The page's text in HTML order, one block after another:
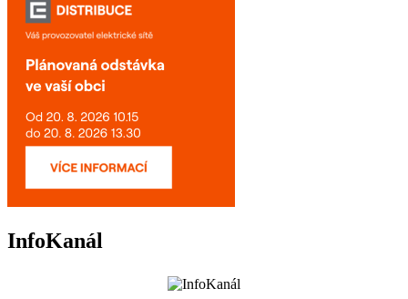
InfoKanál